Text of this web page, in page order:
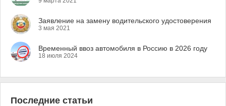
Заявление на замену водительского удостоверения
3 мая 2021
Временный ввоз автомобиля в Россию в 2026 году
18 июля 2024
Последние статьи